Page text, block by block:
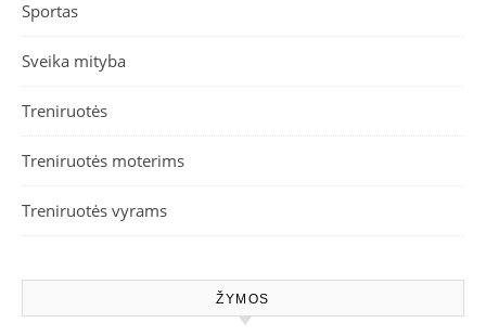
Sportas
Sveika mityba
Treniruotės
Treniruotės moterims
Treniruotės vyrams
ŽYMOS